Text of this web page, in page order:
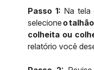
Passo 1: Na tela
selecione o
colheita ou
relatório você